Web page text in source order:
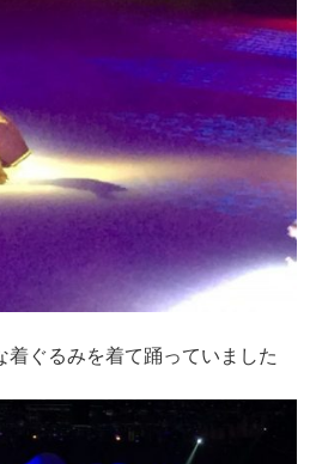
着ぐるみを着て踊っていました